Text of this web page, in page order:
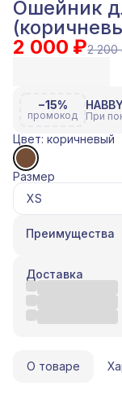
Ошейник
2 000 ₽2 200
−15%
промокод При
Цвет: коричневый
Размер
XS
Преимущества
Оплата
Удобный
Оплата - QR,
Доставка
О товаре